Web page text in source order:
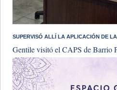
SUPERVISÓ ALLÍ LA APLICACIÓN DE
Gentile visitó el CAPS de Barrio